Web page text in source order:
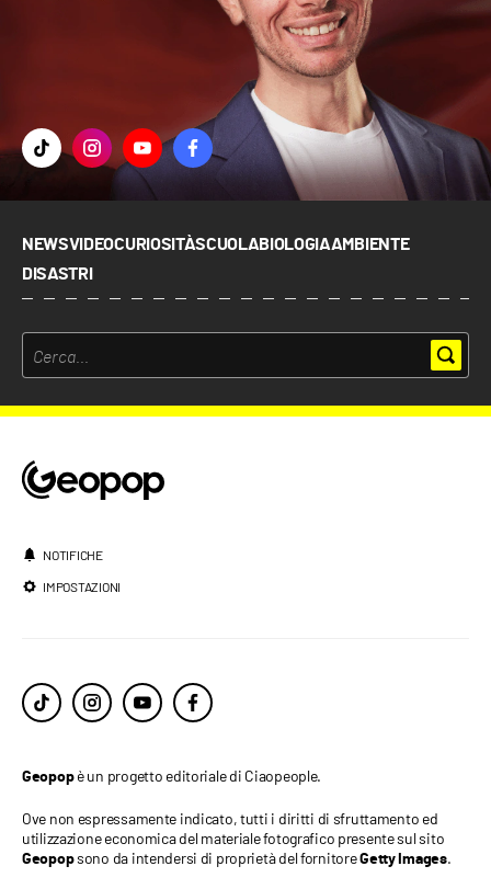
NEWSVIDEOCURIOSITÀSCUOLABIOLOGIAAMBIENTE
DISASTRI
NOTIFICHE
IMPOSTAZIONI
Geopopè un progetto editoriale di Ciaopeople.
Ove non espressamente indicato, tutti i diritti di sfruttamento ed
utilizzazione economica del materiale fotografico presente sul sito
Geopopsono da intendersi di proprietà del fornitoreGetty Images.